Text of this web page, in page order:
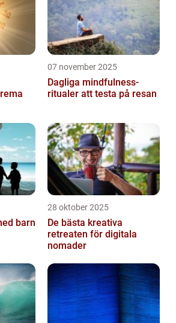
07 november 2025
Dagliga mindfulness-
ritualer att testa på resan
barn
28 oktober 2025
De bästa kreativa
retreaten för digitala
nomader